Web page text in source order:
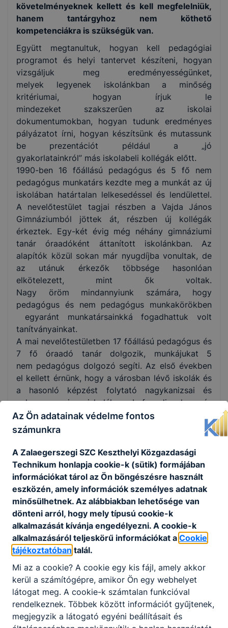
követelményeknek kellett és kell megfelelniük,
hanem tantárgyhoz nem köthető
kompetenciákra is szükségük van.
Együtt megtanultuk, hogyan kell pedagógiai
programot és helyi tantervet készíteni, hogyan
vizsgáljuk meg eredményességünket,
melyek legyenek iskolánkban a minőség
kritériumai, hogyan írjuk le
mindezeket szakszerűen az iskolai
dokumentumokban, hogyan tudunk eredményes
pályázatot írni, hogyan készítsünk és mutassunk
be prezentációt például a „jó
gyakorlatainkról” más iskolabeli kollégák előtt.
1990-ben 16 főállású pedagógus és 5 fő nem
pedagógus munkatárs kezdte meg a munkát az új
iskolában határtalan lelkesedéssel és lendülettel.
A nevelőtestület tagjai részben a Vajda János
Gimnáziumból jöttek át, részben új kollégák
érkeztek. Egy-két évig még néhány gimnáziumi
tanár óraadóként áttanított iskolánkban. Az
alapítók közül sokan már nyugdíjba vonultak, de
az utánuk érkezők többsége hasonlóan
elkötelezett, mint ők voltak.
Nagy öröm mindannyiunk számára, hogy
pedagógus és nem pedagógus munkakörökben
egyaránt munkatársainkká fogadhattuk volt
tanítványainkat.
A mai nevelőtestületben 17 főállású pedagógus és
7 fő óraadó tanár dolgozik, munkájukat 5
nem pedagógus dolgozó segíti. Az első években
el kellett érnünk, hogy a városban lévő iskolák és
a hasonló képzést folytató nagykanizsai és
zalaegerszegi iskolák befogadjanak és
elfogadjanak bennünket. Dicsérő szóval
mondhatom, hogy nyitottan és segítőkészen
fordultak felénk, átsegítve bennünket a
kezdeti nehézségeken. Kezdettől fogva kiemelt
figyelmet szenteltünk a hagyományok
kialakításának, majd ápolásának. Mindig
méltósággal és kellő
ünnepélyességgel emlékeztünk meg nemzeti
ünnepeinkről. A Közgáz hét – benne az elsősök
avatása –, Közgáz kupa, szalagavató és ballagás,
gólyaavató és farsangi bulik (akkoriban
más iskolákban nem nagyon tartottak már táncos
fordított nap alkalmasak voltak a belső iskolai
közösség formálására, és
mindig szeretettel fogadtunk vendégeket más
intézményekből is. Az iskolai közösség
összetartozását egyenruhával is szerettük
Az Ön adatainak védelme fontos
számunkra
A Zalaegerszegi SZC Keszthelyi Közgazdasági
Technikum honlapja cookie-k (sütik) formájában
információkat tárol az Ön böngészésre használt
eszközén, amely információk személyes adatnak
minősülhetnek. Az alábbiakban lehetősége van
dönteni arról, hogy mely típusú cookie-k
alkalmazását kívánja engedélyezni. A cookie-k
alkalmazásáról teljeskörű információkat a Cookie
tájékoztatóban talál.
Mi az a cookie? A cookie egy kis fájl, amely akkor
kerül a számítógépre, amikor Ön egy webhelyet
látogat meg. A cookie-k számtalan funkcióval
rendelkeznek. Többek között információt gyűjtenek,
megjegyzik a látogató egyéni beállításait és